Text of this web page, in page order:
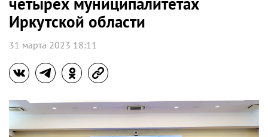
Иркутской области
31 марта 2023 18:11